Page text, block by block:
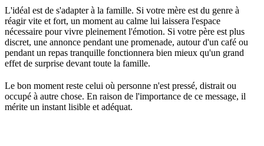
L'idéal est de s'adapter à la famille. Si votre mère est du genre à
réagir vite et fort, un moment au calme lui laissera l'espace
nécessaire pour vivre pleinement l'émotion. Si votre père est plus
discret, une annonce pendant une promenade, autour d'un café ou
pendant un repas tranquille fonctionnera bien mieux qu'un grand
effet de surprise devant toute la famille.
Le bon moment reste celui où personne n'est pressé, distrait ou
occupé à autre chose. En raison de l'importance de ce message, il
mérite un instant lisible et adéquat.